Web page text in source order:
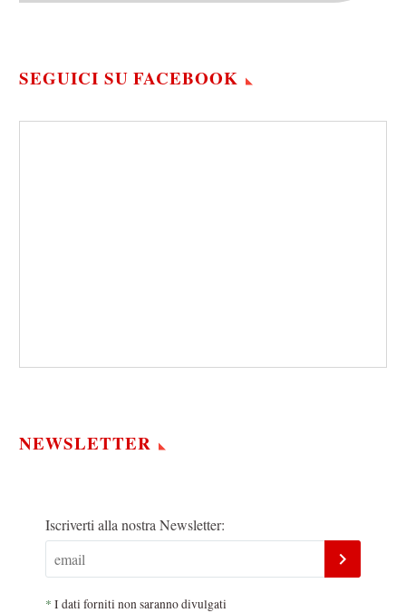
SEGUICI SU FACEBOOK
NEWSLETTER
Iscriverti alla nostra Newsletter:
* I dati forniti non saranno divulgati